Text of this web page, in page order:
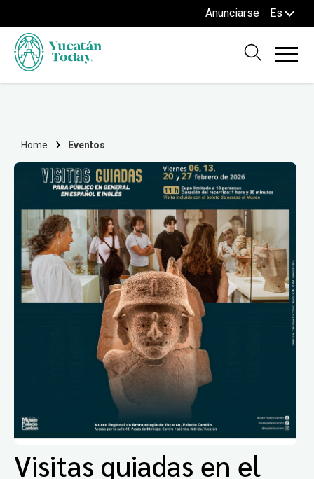
Anunciarse Es
Home Eventos
Visitas guiadas en el